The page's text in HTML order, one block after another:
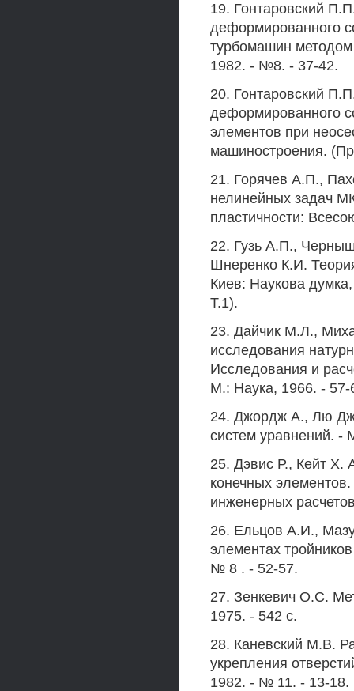
19. Гонтаровский
деформированного
турбомашин
1982. - №8. - 37-42.
20. Гонтаровский
деформированного
элементов при
машиностроения.
21. Горячев А.П.,
нелинейных задач
пластичности:
22. Гузь А.П.,
Шнеренко К.И.
Киев: Наукова
Т.1).
23. Дайчик М.Л.,
исследования
Исследования и
М.: Наука, 1966. - 57-
24. Джордж А., Лю
систем уравнений. -
25. Дэвис Р., Кейт X.
конечных
инженерных
26. Ельцов А.И.,
элементах
№ 8 . - 52-57.
27. Зенкевич О.С.
1975. - 542 с.
28. Каневский М.В.
укрепления
1982. - № 11. - 13-18.